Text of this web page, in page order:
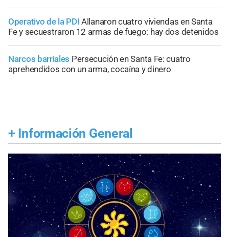
Operativo de la PDI Allanaron cuatro viviendas en Santa
Fe y secuestraron 12 armas de fuego: hay dos detenidos
Narcos barriales Persecución en Santa Fe: cuatro
aprehendidos con un arma, cocaína y dinero
+ Información General